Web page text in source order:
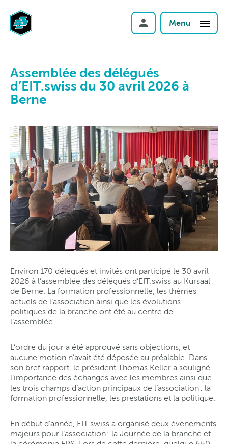
Menu
Assemblée des délégués
d’EIT.swiss du 30 avril 2026 à
Berne
Environ 170 délégués et invités ont participé le 30 avril
2026 à l’assemblée des délégués d’EIT.swiss au Kursaal
de Berne. La formation professionnelle, les thèmes
actuels de l’association ainsi que les évolutions
politiques de la branche ont été au centre de
l’assemblée.
L’ordre du jour a été approuvé sans objections, et
aucune motion n’avait été déposée au préalable. Dans
son bref rapport, le président Thomas Keller a souligné
l’importance des échanges avec les membres ainsi que
les trois champs d’action principaux de l’association : la
formation professionnelle, les prestations et la politique.
En début d’année, EIT.swiss a organisé deux évènements
majeurs pour l’association : la Journée de la branche et